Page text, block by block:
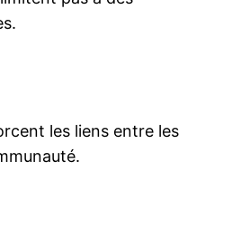
les liens entre les